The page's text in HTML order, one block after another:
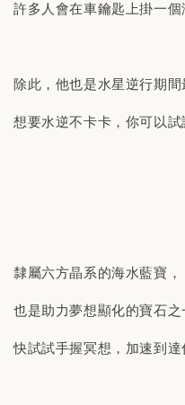
許多人會在車鑰匙上掛一個
除此，他也是水星逆行期間
想要水逆不卡卡，你可以試
隸屬六方晶系的海水藍寶，
也是助力夢想顯化的寶石之
快試試手握冥想，加速到達